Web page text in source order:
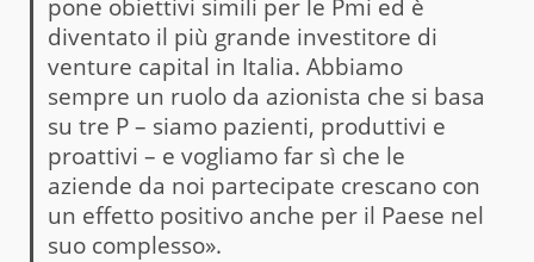
pone obiettivi simili per le Pmi ed è
diventato il più grande investitore di
venture capital in Italia. Abbiamo
sempre un ruolo da azionista che si basa
su tre P – siamo pazienti, produttivi e
proattivi – e vogliamo far sì che le
aziende da noi partecipate crescano con
un effetto positivo anche per il Paese nel
suo complesso».